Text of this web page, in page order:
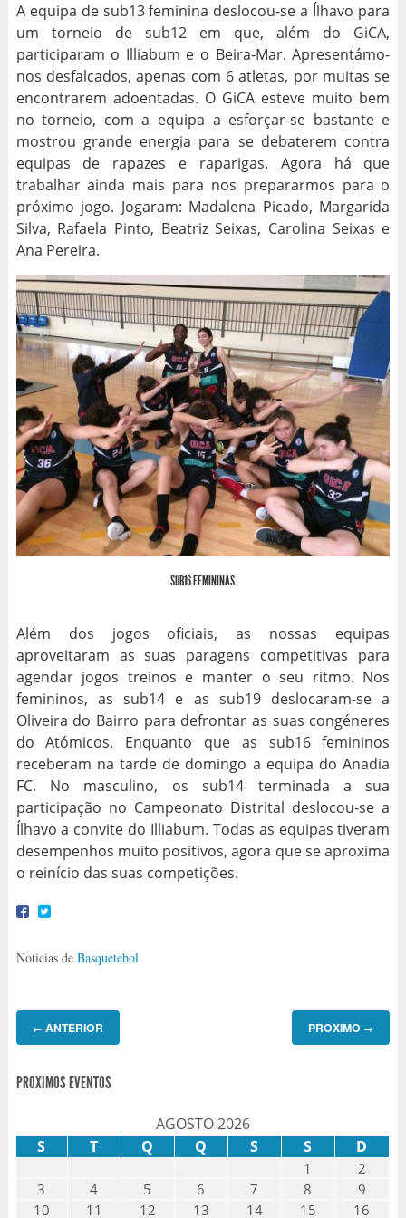
A equipa de sub13 feminina deslocou-se a Ílhavo para
um torneio de sub12 em que, além do GiCA,
participaram o Illiabum e o Beira-Mar. Apresentámo-
nos desfalcados, apenas com 6 atletas, por muitas se
encontrarem adoentadas. O GiCA esteve muito bem
no torneio, com a equipa a esforçar-se bastante e
mostrou grande energia para se debaterem contra
equipas de rapazes e raparigas. Agora há que
trabalhar ainda mais para nos prepararmos para o
próximo jogo. Jogaram: Madalena Picado, Margarida
Silva, Rafaela Pinto, Beatriz Seixas, Carolina Seixas e
Ana Pereira.
SUB16 FEMININAS
Além dos jogos oficiais, as nossas equipas
aproveitaram as suas paragens competitivas para
agendar jogos treinos e manter o seu ritmo. Nos
femininos, as sub14 e as sub19 deslocaram-se a
Oliveira do Bairro para defrontar as suas congéneres
do Atómicos. Enquanto que as sub16 femininos
receberam na tarde de domingo a equipa do Anadia
FC. No masculino, os sub14 terminada a sua
participação no Campeonato Distrital deslocou-se a
Ílhavo a convite do Illiabum. Todas as equipas tiveram
desempenhos muito positivos, agora que se aproxima
o reinício das suas competições.
Noticias de Basquetebol
← ANTERIOR PROXIMO →
PROXIMOS EVENTOS
AGOSTO 2026
S
T Q Q S S D
1
2
3
4 5 6 7 8
9
10
11 12 13 14 15 16